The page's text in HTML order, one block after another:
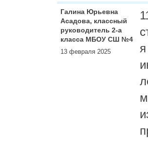
Галина Юрьевна
Асадова, классный
руководитель 2-а
класса МБОУ СШ №4
13 февраля 2025